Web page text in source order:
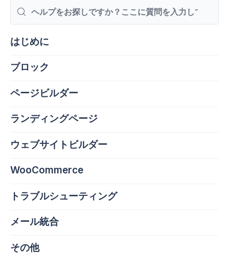
はじめに
ブロック
ページビルダー
ランディングページ
ウェブサイトビルダー
WooCommerce
トラブルシューティング
メール統合
その他